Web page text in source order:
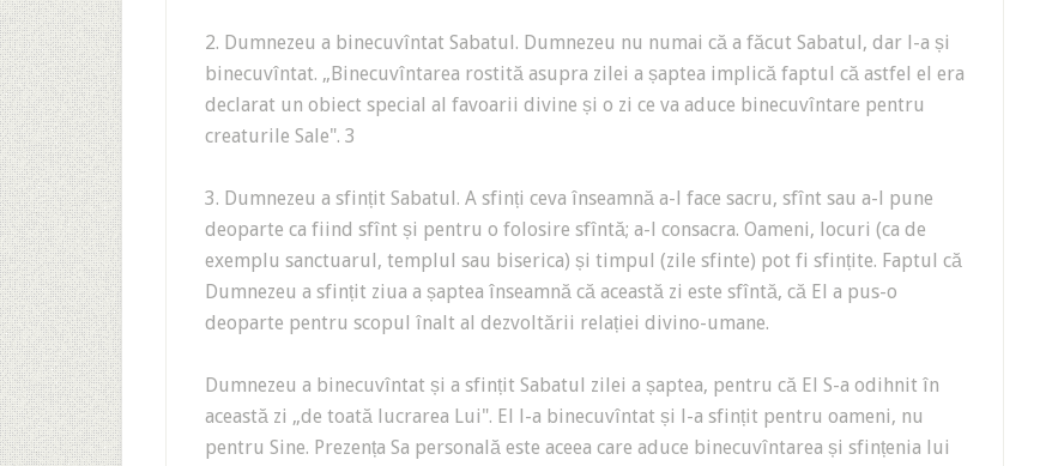
2. Dumnezeu a binecuvîntat Sabatul. Dumnezeu nu numai că a făcut Sabatul, dar l-a și
binecuvîntat. „Binecuvîntarea rostită asupra zilei a șaptea implică faptul că astfel el era
declarat un obiect special al favoarii divine și o zi ce va aduce binecuvîntare pentru
creaturile Sale". 3
3. Dumnezeu a sfințit Sabatul. A sfinți ceva înseamnă a-l face sacru, sfînt sau a-l pune
deoparte ca fiind sfînt și pentru o folosire sfîntă; a-l consacra. Oameni, locuri (ca de
exemplu sanctuarul, templul sau biserica) și timpul (zile sfinte) pot fi sfințite. Faptul că
Dumnezeu a sfințit ziua a șaptea înseamnă că această zi este sfîntă, că El a pus-o
deoparte pentru scopul înalt al dezvoltării relației divino-umane.
Dumnezeu a binecuvîntat și a sfințit Sabatul zilei a șaptea, pentru că El S-a odihnit în
această zi „de toată lucrarea Lui". El l-a binecuvîntat și l-a sfințit pentru oameni, nu
pentru Sine. Prezența Sa personală este aceea care aduce binecuvîntarea și sfințenia lui